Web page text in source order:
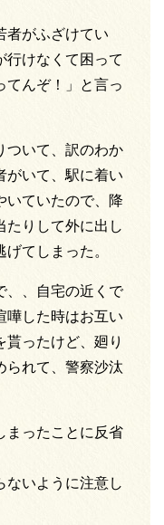
者がふざけてい
行けなくて困って
てんぞ！」と言っ
ついて、訳のわか
がいて、駅に着い
いていたので、降
たりして外に出し
てしまった。
、、自宅の近くで
嘩した時はお互い
貰ったけど、廻り
られて、警察沙汰
まったことに反省
ないように注意し